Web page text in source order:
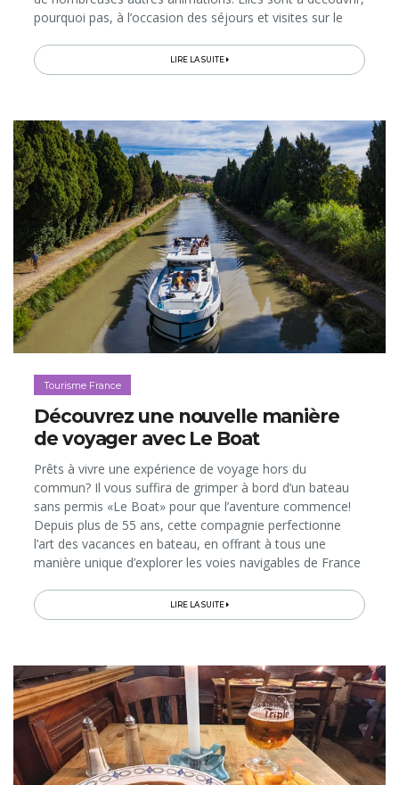
pourquoi pas, à l’occasion des séjours et visites sur le
LIRE LA SUITE
Tourisme France
Découvrez une nouvelle manière
de voyager avec Le Boat
Prêts à vivre une expérience de voyage hors du
commun? Il vous suffira de grimper à bord d’un bateau
sans permis «Le Boat» pour que l’aventure commence!
Depuis plus de 55 ans, cette compagnie perfectionne
l’art des vacances en bateau, en offrant à tous une
manière unique d’explorer les voies navigables de France
propre rythme...
LIRE LA SUITE